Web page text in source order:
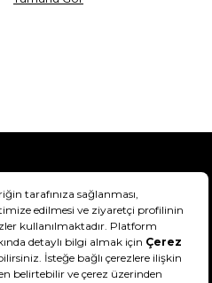
Teslimat Bilgisi
Şartlar & Koşullar
Hakkımızda